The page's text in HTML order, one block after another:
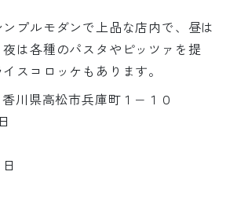
プルモダンで上品な店内で、昼は
は各種のパスタやピッツァを提
スコロッケもあります。
川県高松市兵庫町１−１０